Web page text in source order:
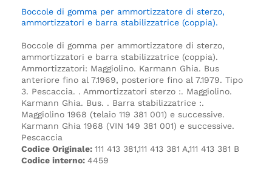
Boccole di gomma per ammortizzatore di sterzo,
ammortizzatori e barra stabilizzatrice (coppia).
Boccole di gomma per ammortizzatore di sterzo,
ammortizzatori e barra stabilizzatrice (coppia).
Ammortizzatori: Maggiolino. Karmann Ghia. Bus
anteriore fino al 7.1969, posteriore fino al 7.1979. Tipo
3. Pescaccia. . Ammortizzatori sterzo :. Maggiolino.
Karmann Ghia. Bus. . Barra stabilizzatrice :.
Maggiolino 1968 (telaio 119 381 001) e successive.
Karmann Ghia 1968 (VIN 149 381 001) e successive.
Pescaccia
Codice Originale: 111 413 381,111 413 381 A,111 413 381 B
Codice interno: 4459